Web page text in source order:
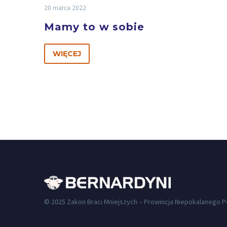
20 marca 2022
Mamy to w sobie
WIĘCEJ
© 2025 Zakon Braci Mniejszych – Prowincja Niepokalanego